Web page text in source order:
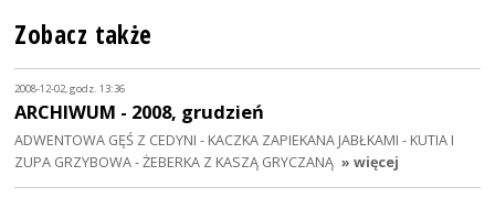
Zobacz także
2008-12-02, godz. 13:36
ARCHIWUM - 2008, grudzień
ADWENTOWA GĘŚ Z CEDYNI - KACZKA ZAPIEKANA JABŁKAMI - KUTIA I
ZUPA GRZYBOWA - ŻEBERKA Z KASZĄ GRYCZANĄ » więcej